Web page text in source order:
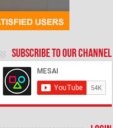
Subscribe to our Channel